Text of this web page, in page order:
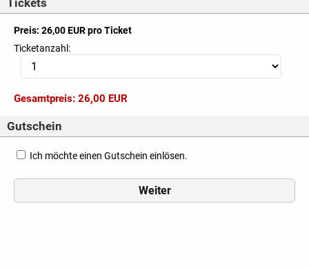
Tickets
Preis: 26,00 EUR pro Ticket
Ticketanzahl:
Gesamtpreis: 26,00 EUR
Gutschein
Ich möchte einen Gutschein einlösen.